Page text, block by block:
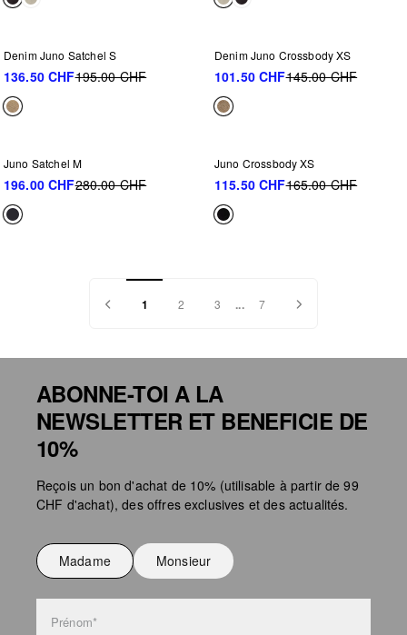
NEU IM SALE
Denim Juno Satchel S
136.50 CHF195.00 CHF
NEU IM SALE
Denim Juno Crossbody XS
101.50 CHF145.00 CHF
NEU IM SALE
Juno Satchel M
196.00 CHF280.00 CHF
NEU IM SALE
Juno Crossbody XS
115.50 CHF165.00 CHF
1 2 3 ... 7
ABONNE-TOI A LA
NEWSLETTER ET BENEFICIE DE
10%
Reçois un bon d'achat de 10% (utilisable à partir de 99
CHF d'achat), des offres exclusives et des actualités.
Madame Monsieur
Prénom*